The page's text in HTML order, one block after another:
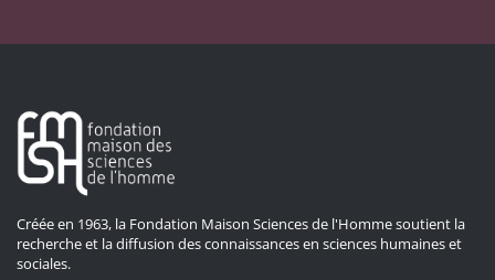
Créée en 1963, la Fondation Maison Sciences de l'Homme soutient la
recherche et la diffusion des connaissances en sciences humaines et
sociales.